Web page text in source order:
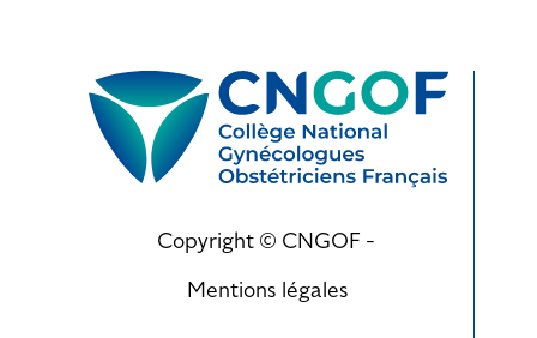
Copyright © CNGOF -
Mentions légales